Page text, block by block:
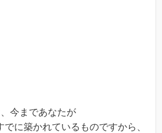
今まであなたが
に築かれているものですから、